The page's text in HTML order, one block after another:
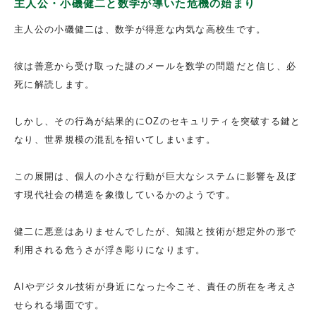
主人公・小磯健二と数学が導いた危機の始まり
主人公の小磯健二は、数学が得意な内気な高校生です。
彼は善意から受け取った謎のメールを数学の問題だと信じ、必
死に解読します。
しかし、その行為が結果的にOZのセキュリティを突破する鍵と
なり、世界規模の混乱を招いてしまいます。
この展開は、個人の小さな行動が巨大なシステムに影響を及ぼ
す現代社会の構造を象徴しているかのようです。
健二に悪意はありませんでしたが、知識と技術が想定外の形で
利用される危うさが浮き彫りになります。
AIやデジタル技術が身近になった今こそ、責任の所在を考えさ
せられる場面です。